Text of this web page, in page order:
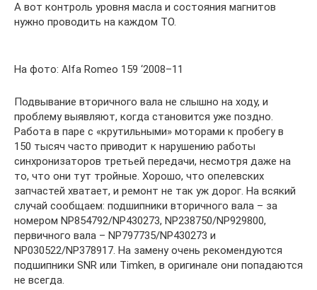
А вот контроль уровня масла и состояния магнитов
нужно проводить на каждом ТО.
На фото: Alfa Romeo 159 ‘2008–11
Подвывание вторичного вала не слышно на ходу, и
проблему выявляют, когда становится уже поздно.
Работа в паре с «крутильными» моторами к пробегу в
150 тысяч часто приводит к нарушению работы
синхронизаторов третьей передачи, несмотря даже на
то, что они тут тройные. Хорошо, что опелевских
запчастей хватает, и ремонт не так уж дорог. На всякий
случай сообщаем: подшипники вторичного вала – за
номером NP854792/NP430273, NP238750/NP929800,
первичного вала – NP797735/NP430273 и
NP030522/NP378917. На замену очень рекомендуются
подшипники SNR или Timken, в оригинале они попадаются
не всегда.